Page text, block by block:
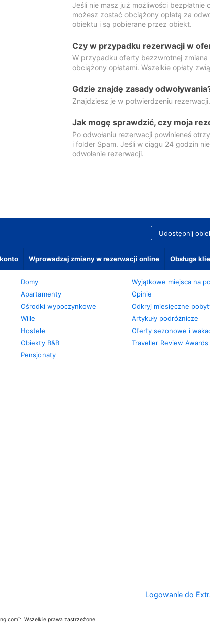
Jeśli nie masz już możliwości bezpłatnie
możesz zostać obciążony opłatą za
obiektu i są pobierane przez obiekt.
Czy w przypadku rezerwacji w
W przypadku oferty bezzwrotnej
obciążony opłatami. Wszelkie opłaty
Gdzie znajdę zasady
Znajdziesz je w potwierdzeniu rezerwacji.
Jak mogę sprawdzić, czy moja
Po odwołaniu rezerwacji powinieneś
i folder Spam. Jeśli w ciągu 24 godzin
odwołanie rezerwacji.
Udostępnij
Wprowadzaj zmiany w rezerwacji online Obsługa
Domy
Apartamenty
Ośrodki wypoczynkowe
Wille
Hostele
Obiekty B&B
Pensjonaty
Wyjątkowe miejsca na
Opinie
Odkryj miesięczne
Artykuły podróżnicze
Oferty sezonowe i
Traveller Review Awards
Logowanie do
Wszelkie prawa zastrzeżone.